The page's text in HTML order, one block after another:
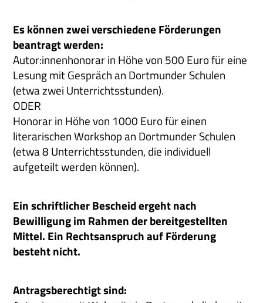
Es können zwei verschiedene Förderungen
beantragt werden:
Autor:innenhonorar in Höhe von 500 Euro für eine
Lesung mit Gespräch an Dortmunder Schulen
(etwa zwei Unterrichtsstunden).
ODER
Honorar in Höhe von 1000 Euro für einen
literarischen Workshop an Dortmunder Schulen
(etwa 8 Unterrichtsstunden, die individuell
aufgeteilt werden können).
Ein schriftlicher Bescheid ergeht nach
Bewilligung im Rahmen der bereitgestellten
Mittel. Ein Rechtsanspruch auf Förderung
besteht nicht.
Antragsberechtigt sind: